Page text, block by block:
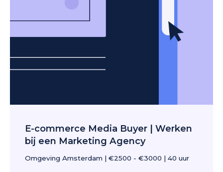
E-commerce Media Buyer | Werken
bij een Marketing Agency
Omgeving Amsterdam | €2500 - €3000 | 40 uur